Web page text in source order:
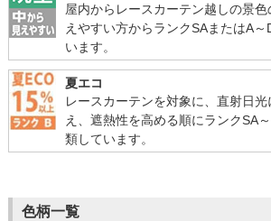
屋内からレースカーテン越しの景
えやすい方からランクSAまたはA
います。
夏エコ
レースカーテンを対象に、直射日
え、遮熱性を高める順にランクSA
類しています。
色柄一覧